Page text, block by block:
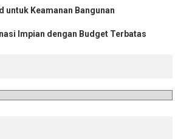
untuk Keamanan Bangunan
Impian dengan Budget Terbatas